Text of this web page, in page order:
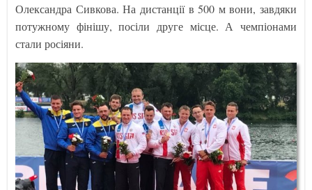
Олександра Сивкова. На дистанції в 500 м вони, завдяки
потужному фінішу, посіли друге місце. А чемпіонами
стали росіяни.